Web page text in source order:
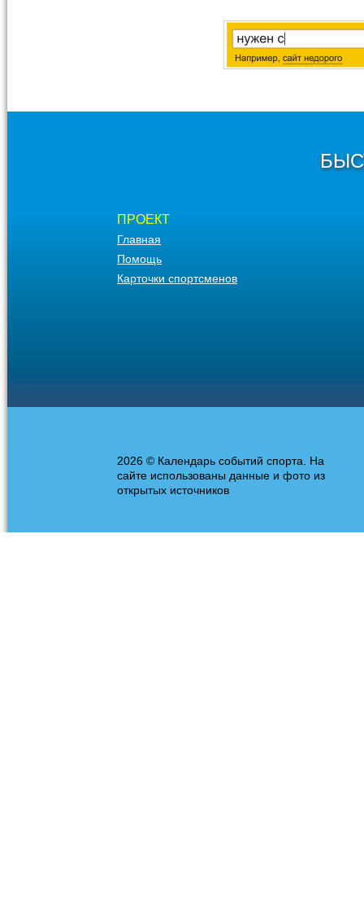
ПРОЕКТ
Главная
Помощь
Карточки спортсменов
2026 © Календарь событий спорта. На
сайте использованы данные и фото из
открытых источников